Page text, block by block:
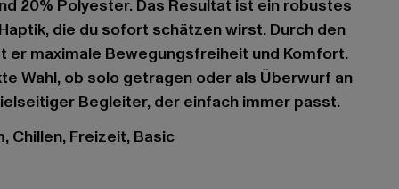
20% Polyester. Das Resultat ist ein robustes
die du sofort schätzen wirst. Durch den
er maximale Bewegungsfreiheit und Komfort.
Wahl, ob solo getragen oder als Überwurf an
Begleiter, der einfach immer passt.
Chillen, Freizeit, Basic